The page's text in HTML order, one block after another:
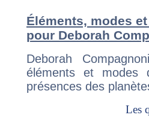
Éléments, modes
pour Deborah
Deborah
éléments et modes
présences des